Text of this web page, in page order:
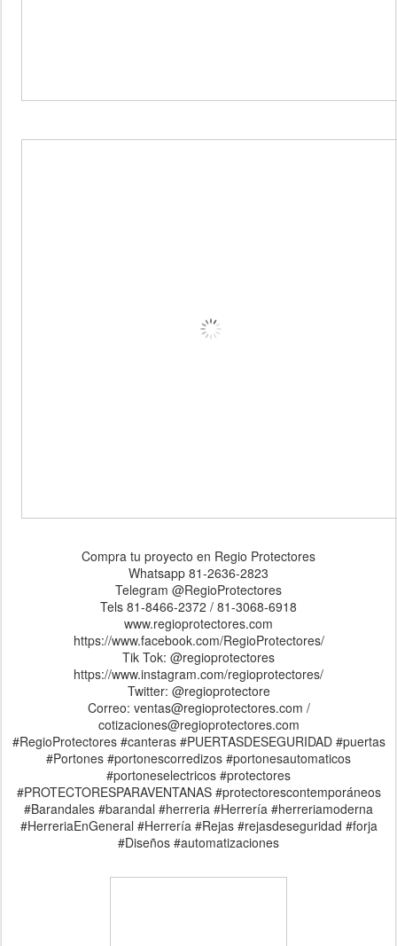
Compra tu proyecto en Regio Protectores
Whatsapp 81-2636-2823
Telegram @RegioProtectores
Tels 81-8466-2372 / 81-3068-6918
www.regioprotectores.com
https://www.facebook.com/RegioProtectores/
Tik Tok: @regioprotectores
https://www.instagram.com/regioprotectores/
Twitter: @regioprotectore
Correo: ventas@regioprotectores.com /
cotizaciones@regioprotectores.com
#RegioProtectores #canteras #PUERTASDESEGURIDAD #puertas
#Portones #portonescorredizos #portonesautomaticos
#portoneselectricos #protectores
#PROTECTORESPARAVENTANAS #protectorescontemporáneos
#Barandales #barandal #herreria #Herrería #herreriamoderna
#HerreriaEnGeneral #Herrería #Rejas #rejasdeseguridad #forja
#Diseños #automatizaciones